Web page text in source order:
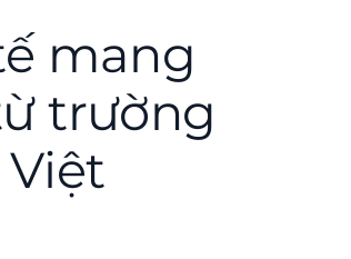
mang
trường